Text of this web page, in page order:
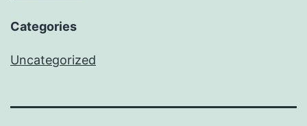
Categories
Uncategorized